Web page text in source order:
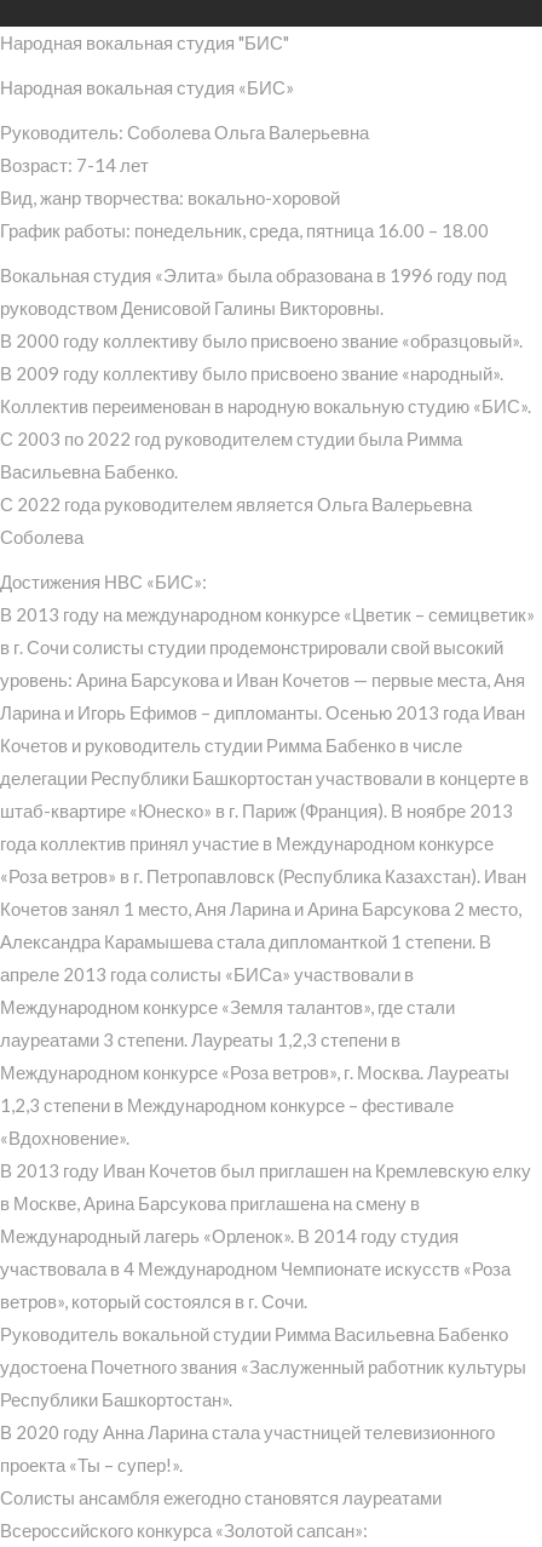
Народная вокальная студия "БИС"
Народная вокальная студия «БИС»
Руководитель: Соболева Ольга Валерьевна
Возраст: 7-14 лет
Вид, жанр творчества: вокально-хоровой
График работы: понедельник, среда, пятница 16.00 – 18.00
Вокальная студия «Элита» была образована в 1996 году под
руководством Денисовой Галины Викторовны.
В 2000 году коллективу было присвоено звание «образцовый».
В 2009 году коллективу было присвоено звание «народный».
Коллектив переименован в народную вокальную студию «БИС».
С 2003 по 2022 год руководителем студии была Римма
Васильевна Бабенко.
С 2022 года руководителем является Ольга Валерьевна
Соболева
Достижения НВС «БИС»:
В 2013 году на международном конкурсе «Цветик – семицветик»
в г. Сочи солисты студии продемонстрировали свой высокий
уровень: Арина Барсукова и Иван Кочетов — первые места, Аня
Ларина и Игорь Ефимов – дипломанты. Осенью 2013 года Иван
Кочетов и руководитель студии Римма Бабенко в числе
делегации Республики Башкортостан участвовали в концерте в
штаб-квартире «Юнеско» в г. Париж (Франция). В ноябре 2013
года коллектив принял участие в Международном конкурсе
«Роза ветров» в г. Петропавловск (Республика Казахстан). Иван
Кочетов занял 1 место, Аня Ларина и Арина Барсукова 2 место,
Александра Карамышева стала дипломанткой 1 степени. В
апреле 2013 года солисты «БИСа» участвовали в
Международном конкурсе «Земля талантов», где стали
лауреатами 3 степени. Лауреаты 1,2,3 степени в
Международном конкурсе «Роза ветров», г. Москва. Лауреаты
1,2,3 степени в Международном конкурсе – фестивале
«Вдохновение».
В 2013 году Иван Кочетов был приглашен на Кремлевскую елку
в Москве, Арина Барсукова приглашена на смену в
Международный лагерь «Орленок». В 2014 году студия
участвовала в 4 Международном Чемпионате искусств «Роза
ветров», который состоялся в г. Сочи.
Руководитель вокальной студии Римма Васильевна Бабенко
удостоена Почетного звания «Заслуженный работник культуры
Республики Башкортостан».
В 2020 году Анна Ларина стала участницей телевизионного
проекта «Ты – супер!».
Солисты ансамбля ежегодно становятся лауреатами
Всероссийского конкурса «Золотой сапсан»: